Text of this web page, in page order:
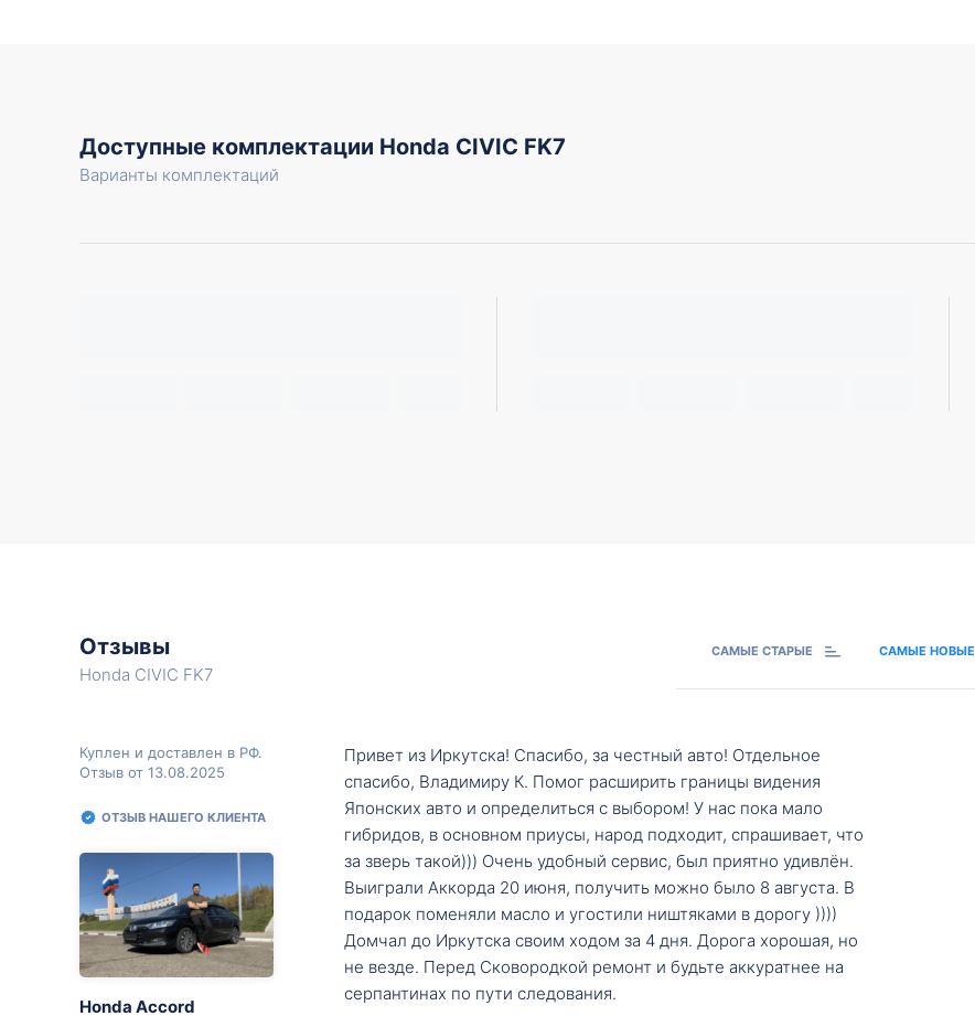
Доступные комплектации Honda CIVIC FK7
Варианты комплектаций
Отзывы
Honda CIVIC FK7
САМЫЕ СТАРЫЕ САМЫЕ НОВЫЕ
Куплен и доставлен в РФ.
Отзыв от 13.08.2025
ОТЗЫВ НАШЕГО КЛИЕНТА
Honda Accord
Привет из Иркутска! Спасибо, за честный авто! Отдельное
спасибо, Владимиру К. Помог расширить границы видения
Японских авто и определиться с выбором! У нас пока мало
гибридов, в основном приусы, народ подходит, спрашивает, что
за зверь такой))) Очень удобный сервис, был приятно удивлён.
Выиграли Аккорда 20 июня, получить можно было 8 августа. В
подарок поменяли масло и угостили ништяками в дорогу ))))
Домчал до Иркутска своим ходом за 4 дня. Дорога хорошая, но
не везде. Перед Сковородкой ремонт и будьте аккуратнее на
серпантинах по пути следования.